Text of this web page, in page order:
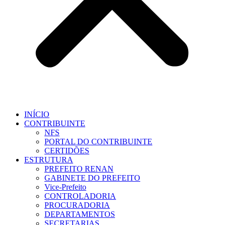
INÍCIO
CONTRIBUINTE
NFS
PORTAL DO CONTRIBUINTE
CERTIDÕES
ESTRUTURA
PREFEITO RENAN
GABINETE DO PREFEITO
Vice-Prefeito
CONTROLADORIA
PROCURADORIA
DEPARTAMENTOS
SECRETARIAS